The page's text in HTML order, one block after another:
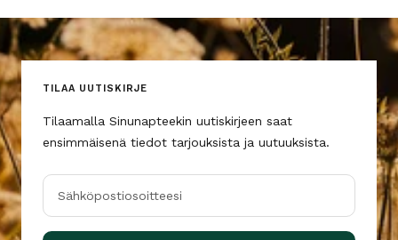
TILAA UUTISKIRJE
Tilaamalla Sinunapteekin uutiskirjeen saat
ensimmäisenä tiedot tarjouksista ja uutuuksista.
Sähköpostiosoitteesi